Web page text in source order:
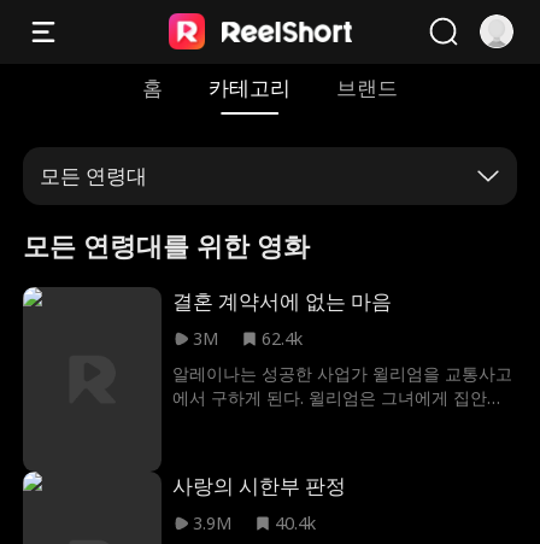
홈 카테고리 브랜드
모든 연령대
모든 연령대를 위한 영화
결혼 계약서에 없는 마음
3M
62.4k
알레이나는 성공한 사업가 윌리엄을 교통사고
에서 구하게 된다. 윌리엄은 그녀에게 집안의
알게 된다. 하지만 제이슨의 바람을 알게 된 알
레이나는 약혼을 파기하고, 치매가 걸린 할머
사랑의 시한부 판정
3.9M
40.4k